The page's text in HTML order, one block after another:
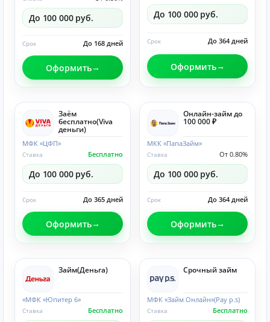
До 100 000 руб.
До 168 дней
Срок
Оформить
До 100 000 руб.
До 364 дней
Срок
Оформить
Заём
бесплатно(Viva
деньги)
МФК «ЦФП»
Бесплатно
Ставка
До 100 000 руб.
До 365 дней
Срок
Оформить
Онлайн-займ до
100 000 ₽
МКК «ПапаЗайм»
От 0.80%
Ставка
До 100 000 руб.
До 364 дней
Срок
Оформить
Займ(Деньга)
«МФК «Юпитер 6»
Бесплатно
Ставка
Срочный займ
МФК «Займ Онлайн»(Pay p.s)
Бесплатно
Ставка